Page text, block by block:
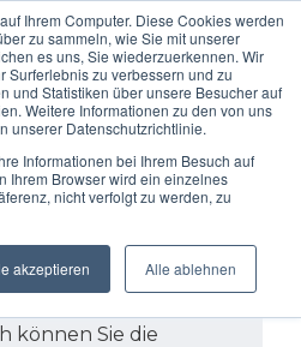
Ihrem Computer. Diese Cookies werden
zu sammeln, wie Sie mit unserer
es uns, Sie wiederzuerkennen. Wir
Surferlebnis zu verbessern und zu
und Statistiken über unsere Besucher auf
Weitere Informationen zu den von uns
unserer Datenschutzrichtlinie.
Informationen bei Ihrem Besuch auf
Ihrem Browser wird ein einzelnes
nicht verfolgt zu werden, zu
akzeptieren Alle ablehnen
können Sie die